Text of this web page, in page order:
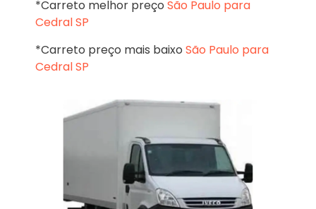
*Carreto melhor preço São Paulo para
Cedral SP
*Carreto preço mais baixo São Paulo para
Cedral SP